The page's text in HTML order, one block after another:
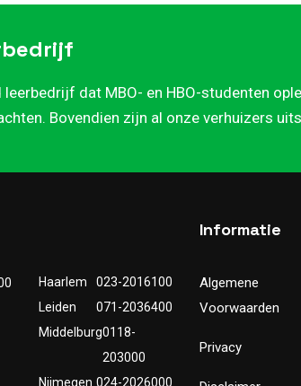
leerbedrijf dat MBO- en HBO-studenten
Bovendien zijn al onze verhuizers
Haarlem
023-2016100
Leiden
071-2036400
Middelburg0118-
203000
Nijmegen 024-2026000
Informatie
Algemene
Voorwaarden
Privacy